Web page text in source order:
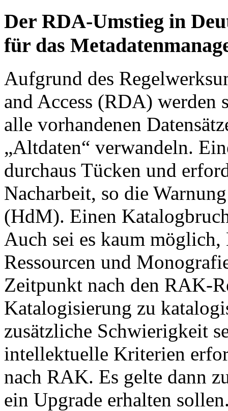
Der RDA-Umstieg in
für das
Aufgrund des
and Access (RDA) werden
alle vorhandenen
„Altdaten“ verwandeln.
durchaus Tücken und
Nacharbeit, so die
(HdM). Einen
Auch sei es kaum
Ressourcen und
Zeitpunkt nach den RAK-
Katalogisierung zu
zusätzliche Schwierigkeit
intellektuelle Kriterien
nach RAK. Es gelte dann
ein Upgrade erhalten